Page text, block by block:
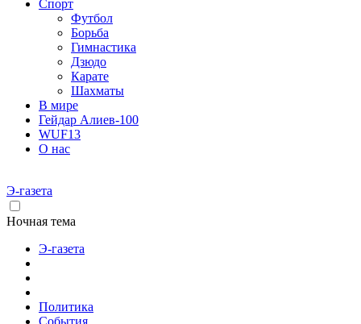
Спорт
Футбол
Борьба
Гимнастика
Дзюдо
Карате
Шахматы
В мире
Гейдар Алиев-100
WUF13
О нас
Э-газета
Ночная тема
Э-газета
Политика
События